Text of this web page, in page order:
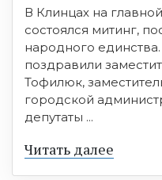
В Клинцах на
состоялся митинг,
народного
поздравили
Тофилюк,
городской
депутаты ...
Читать далее